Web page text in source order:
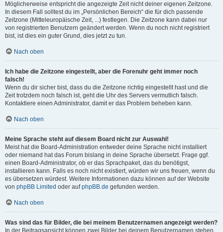
Möglicherweise entspricht die angezeigte Zeit nicht deiner eigenen Zeitzone.
In diesem Fall solltest du im „Persönlichen Bereich“ die für dich passende
Zeitzone (Mitteleuropäische Zeit, ...) festlegen. Die Zeitzone kann dabei nur
von registrierten Benutzern geändert werden. Wenn du noch nicht registriert
bist, ist dies ein guter Grund, dies jetzt zu tun.
Nach oben
Ich habe die Zeitzone eingestellt, aber die Forenuhr geht immer noch
falsch!
Wenn du dir sicher bist, dass du die Zeitzone richtig eingestellt hast und die
Zeit trotzdem noch falsch ist, geht die Uhr des Servers vermutlich falsch.
Kontaktiere einen Administrator, damit er das Problem beheben kann.
Nach oben
Meine Sprache steht auf diesem Board nicht zur Auswahl!
Meist hat die Board-Administration entweder deine Sprache nicht installiert
oder niemand hat das Forum bislang in deine Sprache übersetzt. Frage ggf.
einen Board-Administrator, ob er das Sprachpaket, das du benötigst,
installieren kann. Falls es noch nicht existiert, würden wir uns freuen, wenn du
es übersetzen würdest. Weitere Informationen dazu können auf der Website
von phpBB Limited oder aufphpBB.de gefunden werden.
Nach oben
Was sind das für Bilder, die bei meinem Benutzernamen angezeigt werden?
In der Beitragsansicht können zwei Bilder bei deinem Benutzernamen stehen.